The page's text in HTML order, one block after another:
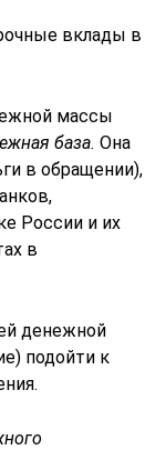
вклады в
массы
база. Она
в обращении),
России и их
в
денежной
подойти к